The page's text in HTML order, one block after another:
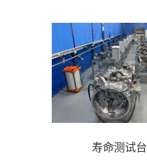
寿命测试台